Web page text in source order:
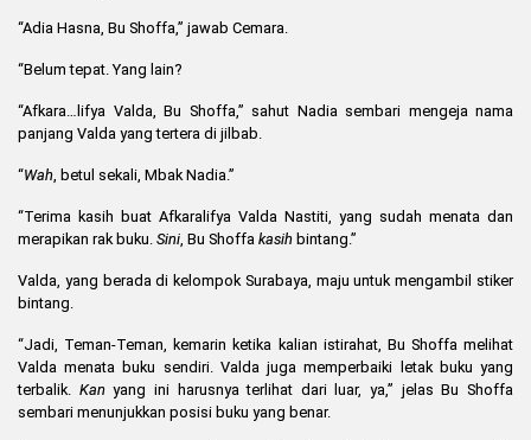
“Adia Hasna, Bu Shoffa,” jawab Cemara.
“Belum tepat. Yang lain?
“Afkara…lifya Valda, Bu Shoffa,” sahut Nadia sembari mengeja nama
panjang Valda yang tertera di jilbab.
“Wah , betul sekali, Mbak Nadia.”
“Terima kasih buat Afkaralifya Valda Nastiti, yang sudah menata dan
merapikan rak buku. Sini , Bu Shoffa kasih bintang.”
Valda, yang berada di kelompok Surabaya, maju untuk mengambil stiker
bintang.
“Jadi, Teman-Teman, kemarin ketika kalian istirahat, Bu Shoffa melihat
Valda menata buku sendiri. Valda juga memperbaiki letak buku yang
terbalik. Kanyang ini harusnya terlihat dari luar, ya,” jelas Bu Shoffa
sembari menunjukkan posisi buku yang benar.